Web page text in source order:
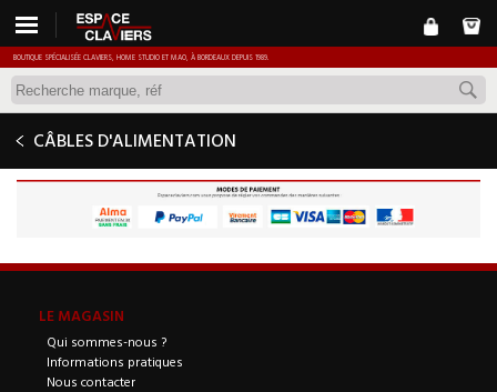
BOUTIQUE SPÉCIALISÉE CLAVIERS, HOME STUDIO ET MAO, À BORDEAUX DEPUIS 1989.
CÂBLES D'ALIMENTATION
LE MAGASIN
Qui sommes-nous ?
Informations pratiques
Nous contacter